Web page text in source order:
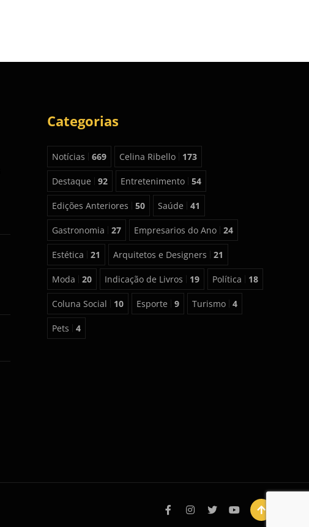
Categorias
Notícias 669 Celina Ribello 173
Destaque 92 Entretenimento 54
Edições Anteriores 50 Saúde 41
Gastronomia 27 Empresarios do Ano 24
Estética 21 Arquitetos e Designers 21
Moda 20 Indicação de Livros 19 Política 18
Coluna Social 10 Esporte 9 Turismo 4
Pets 4